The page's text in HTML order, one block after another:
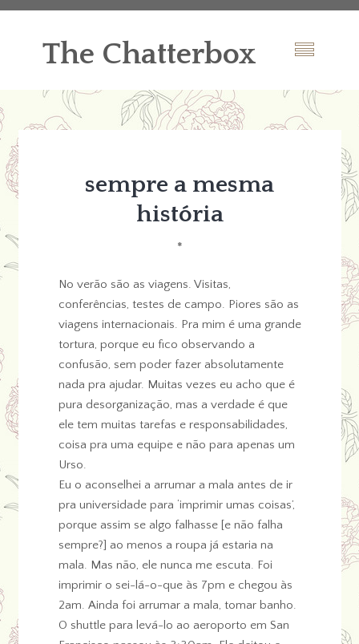
The Chatterbox
sempre a mesma
história
*
No verão são as viagens. Visitas,
conferências, testes de campo. Piores são as
viagens internacionais. Pra mim é uma grande
tortura, porque eu fico observando a
confusão, sem poder fazer absolutamente
nada pra ajudar. Muitas vezes eu acho que é
pura desorganização, mas a verdade é que
ele tem muitas tarefas e responsabilidades,
coisa pra uma equipe e não para apenas um
Urso.
Eu o aconselhei a arrumar a mala antes de ir
pra universidade para ‘imprimir umas coisas’,
porque assim se algo falhasse [e não falha
sempre?] ao menos a roupa já estaria na
mala. Mas não, ele nunca me escuta. Foi
imprimir o sei-lá-o-que às 7pm e chegou às
2am. Ainda foi arrumar a mala, tomar banho.
O shuttle para levá-lo ao aeroporto em San